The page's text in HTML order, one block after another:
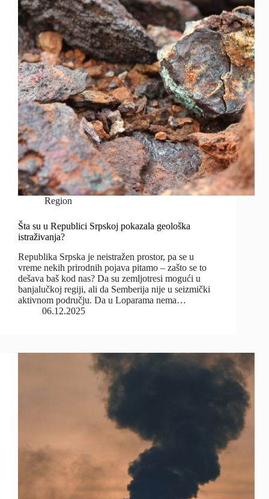
Region
Šta su u Republici Srpskoj pokazala geološka
istraživanja?
Republika Srpska je neistražen prostor, pa se u
vreme nekih prirodnih pojava pitamo – zašto se to
dešava baš kod nas? Da su zemljotresi mogući u
banjalučkoj regiji, ali da Semberija nije u seizmički
aktivnom području. Da u Loparama nema…
06.12.2025